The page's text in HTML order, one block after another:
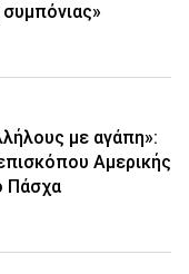
με αγάπη»:
Αμερικής
Πάσχα